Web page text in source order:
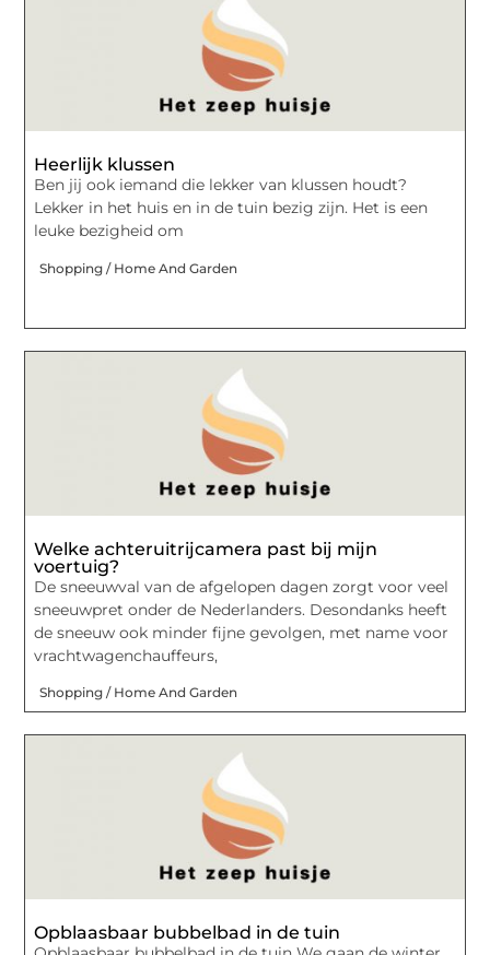
Heerlijk klussen
Ben jij ook iemand die lekker van klussen houdt?
Lekker in het huis en in de tuin bezig zijn. Het is een
leuke bezigheid om
Shopping / Home And Garden
Welke achteruitrijcamera past bij mijn
voertuig?
De sneeuwval van de afgelopen dagen zorgt voor veel
sneeuwpret onder de Nederlanders. Desondanks heeft
de sneeuw ook minder fijne gevolgen, met name voor
vrachtwagenchauffeurs,
Shopping / Home And Garden
Opblaasbaar bubbelbad in de tuin